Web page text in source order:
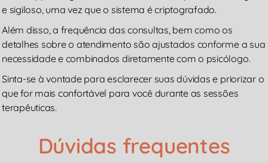
e sigiloso, uma vez que o sistema é criptografado.
Além disso, a frequência das consultas, bem como os
detalhes sobre o atendimento são ajustados conforme a sua
necessidade e combinados diretamente com o psicólogo.
Sinta-se à vontade para esclarecer suas dúvidas e priorizar o
que for mais confortável para você durante as sessões
terapêuticas.
Dúvidas frequentes